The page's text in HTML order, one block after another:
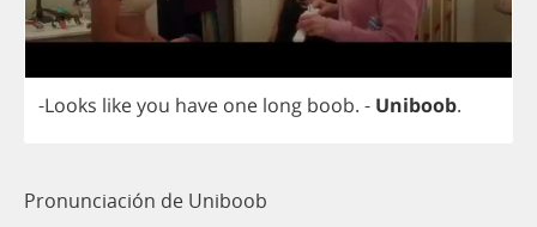
-Looks likeyou have one long boob. - Uniboob.
Pronunciación de Uniboob